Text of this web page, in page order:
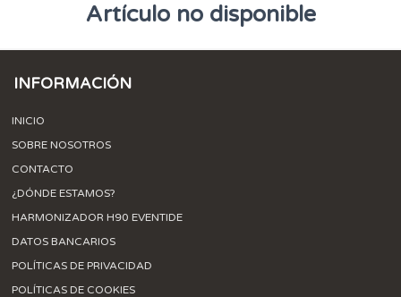
Artículo no disponible
INFORMACIÓN
INICIO
SOBRE NOSOTROS
CONTACTO
¿DÓNDE ESTAMOS?
HARMONIZADOR H90 EVENTIDE
DATOS BANCARIOS
POLÍTICAS DE PRIVACIDAD
POLÍTICAS DE COOKIES